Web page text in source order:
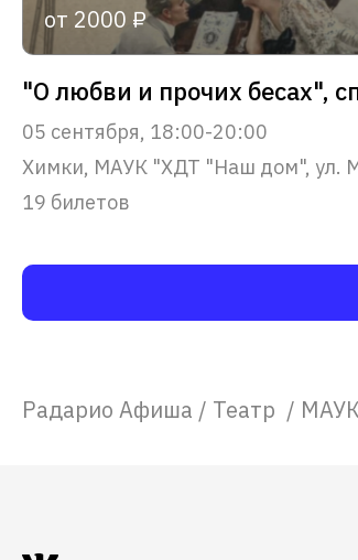
от 2000 ₽
05 сентября, 18:00-20:00
19 билетов
Радарио Афиша / Театр /